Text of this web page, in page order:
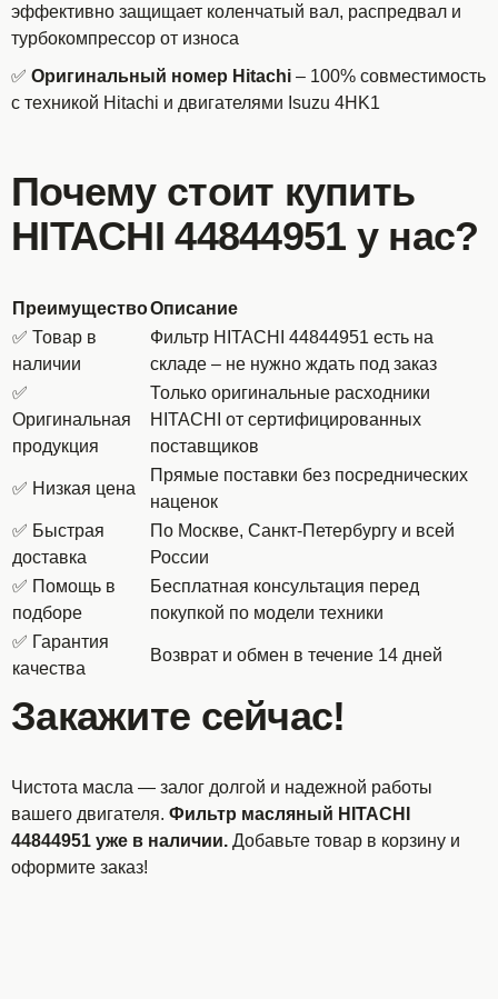
эффективно защищает коленчатый вал, распредвал и
турбокомпрессор от износа
✅ Оригинальный номер Hitachi – 100% совместимость
с техникой Hitachi и двигателями Isuzu 4HK1
Почему стоит купить
HITACHI 44844951 у нас?
ПреимуществоОписание
✅ Товар в
наличии
Фильтр HITACHI 44844951 есть на
складе – не нужно ждать под заказ
✅
Оригинальная
продукция
Только оригинальные расходники
HITACHI от сертифицированных
поставщиков
✅ Низкая цена
Прямые поставки без посреднических
наценок
✅ Быстрая
доставка
По Москве, Санкт-Петербургу и всей
России
✅ Помощь в
подборе
Бесплатная консультация перед
покупкой по модели техники
✅ Гарантия
качества
Возврат и обмен в течение 14 дней
Закажите сейчас!
Чистота масла — залог долгой и надежной работы
вашего двигателя. Фильтр масляный HITACHI
44844951 уже в наличии. Добавьте товар в корзину и
оформите заказ!